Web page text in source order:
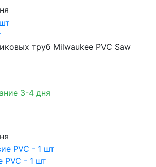
труб Milwaukee PVC Saw
3-4 дня
PVC - 1 шт